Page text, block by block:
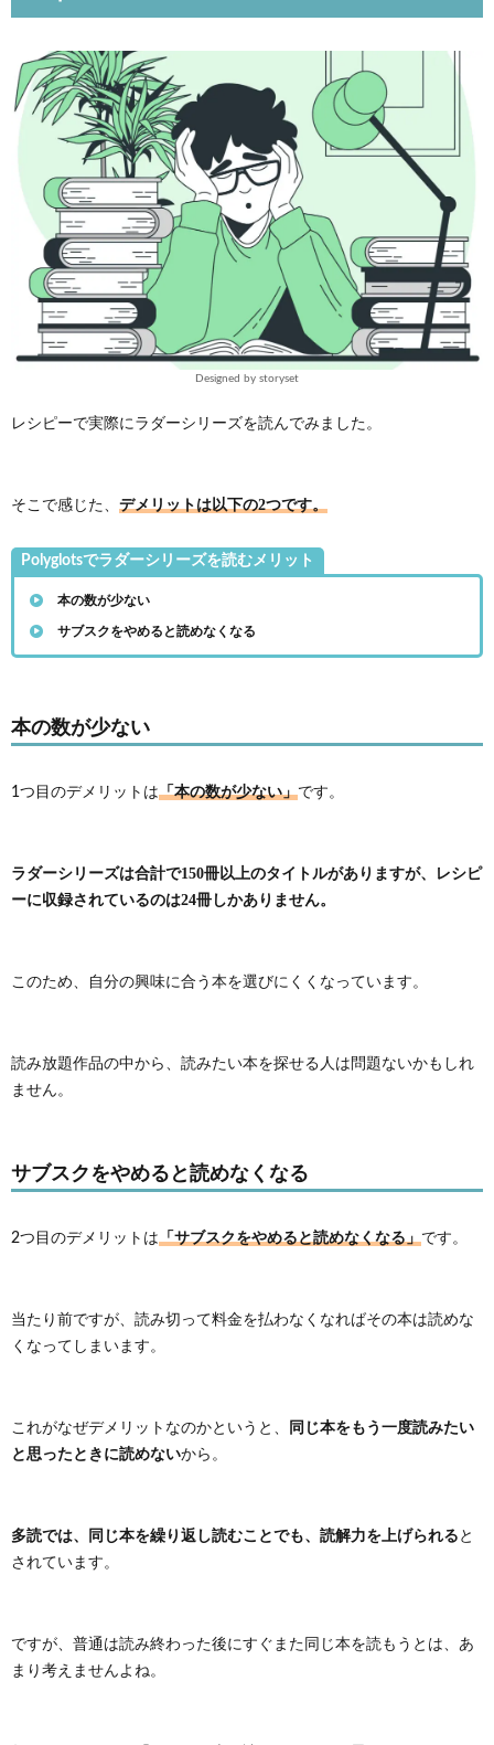
Designed by storyset
レシピーで実際にラダーシリーズを読んでみました。
そこで感じた、 デメリットは以下の2つです。
Polyglotsでラダーシリーズを読むメリット
本の数が少ない
サブスクをやめると読めなくなる
本の数が少ない
1つ目のデメリットは「本の数が少ない」です。
ラダーシリーズは合計で150冊以上のタイトルがありますが、レシピ
ーに収録されているのは24冊しかありません。
このため、自分の興味に合う本を選びにくくなっています。
読み放題作品の中から、読みたい本を探せる人は問題ないかもしれ
ません。
サブスクをやめると読めなくなる
2つ目のデメリットは「サブスクをやめると読めなくなる」です。
当たり前ですが、読み切って料金を払わなくなればその本は読めな
くなってしまいます。
これがなぜデメリットなのかというと、
同じ本をもう一度読みたい
と思ったときに読めないから。
多読では、同じ本を繰り返し読むことでも、読解力を上げられる と
されています。
ですが、普通は読み終わった後にすぐまた同じ本を読もうとは、あ
まり考えませんよね。